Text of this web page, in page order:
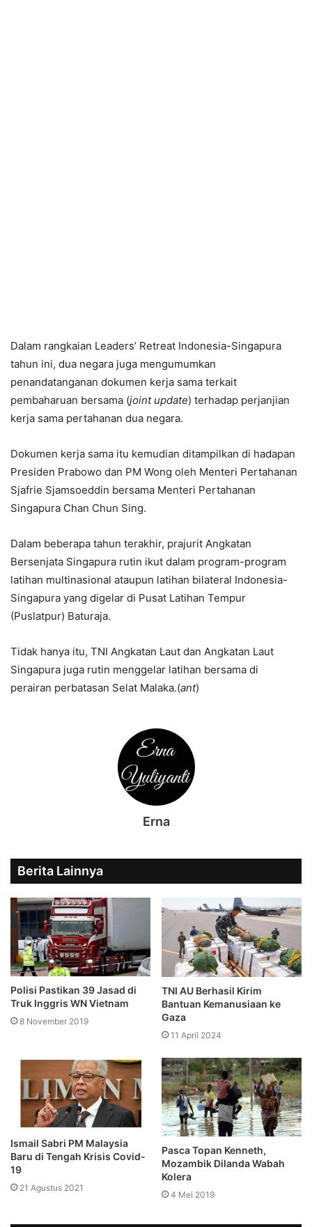
Dalam rangkaian Leaders’ Retreat Indonesia-Singapura
tahun ini, dua negara juga mengumumkan
penandatanganan dokumen kerja sama terkait
pembaharuan bersama (joint update) terhadap perjanjian
kerja sama pertahanan dua negara.
Dokumen kerja sama itu kemudian ditampilkan di hadapan
Presiden Prabowo dan PM Wong oleh Menteri Pertahanan
Sjafrie Sjamsoeddin bersama Menteri Pertahanan
Singapura Chan Chun Sing.
Dalam beberapa tahun terakhir, prajurit Angkatan
Bersenjata Singapura rutin ikut dalam program-program
latihan multinasional ataupun latihan bilateral Indonesia-
Singapura yang digelar di Pusat Latihan Tempur
(Puslatpur) Baturaja.
Tidak hanya itu, TNI Angkatan Laut dan Angkatan Laut
Singapura juga rutin menggelar latihan bersama di
perairan perbatasan Selat Malaka.(ant)
Erna
Berita Lainnya
Polisi Pastikan 39 Jasad di
Truk Inggris WN Vietnam
8 November 2019
TNI AU Berhasil Kirim
Bantuan Kemanusiaan ke
Gaza
11 April 2024
Ismail Sabri PM Malaysia
Baru di Tengah Krisis Covid-
19
21 Agustus 2021
Pasca Topan Kenneth,
Mozambik Dilanda Wabah
Kolera
4 Mei 2019